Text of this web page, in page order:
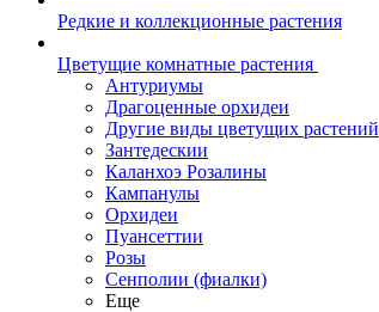
Редкие и коллекционные растения
Цветущие комнатные растения
Антуриумы
Драгоценные орхидеи
Другие виды цветущих растений
Зантедескии
Каланхоэ Розалины
Кампанулы
Орхидеи
Пуансеттии
Розы
Сенполии (фиалки)
Еще